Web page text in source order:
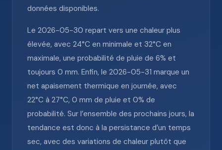
données disponibles.
Le 2026-05-30 repart vers une chaleur plus
élevée, avec 24°C en minimale et 32°C en
maximale, une probabilité de pluie de 6% et
toujours 0 mm. Enfin, le 2026-05-31 marque un
net apaisement thermique en journée, avec
22°C à 27°C, 0 mm de pluie et 0% de
probabilité. Sur l’ensemble des prochains jours, la
tendance est donc à la persistance d’un temps
sec, avec des variations de chaleur plutôt que